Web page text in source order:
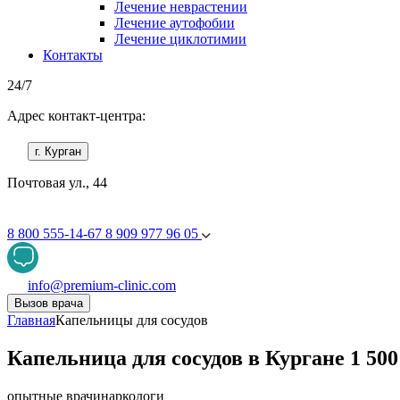
Лечение неврастении
Лечение аутофобии
Лечение циклотимии
Контакты
24/7
Адрес контакт-центра:
г. Курган
Почтовая ул., 44
8 800 555-14-67 8 909 977 96 05
info@premium-clinic.com
Вызов врача
ГлавнаяКапельницы для сосудов
Капельница для сосудов в Кургане 1
опытные врачинаркологи